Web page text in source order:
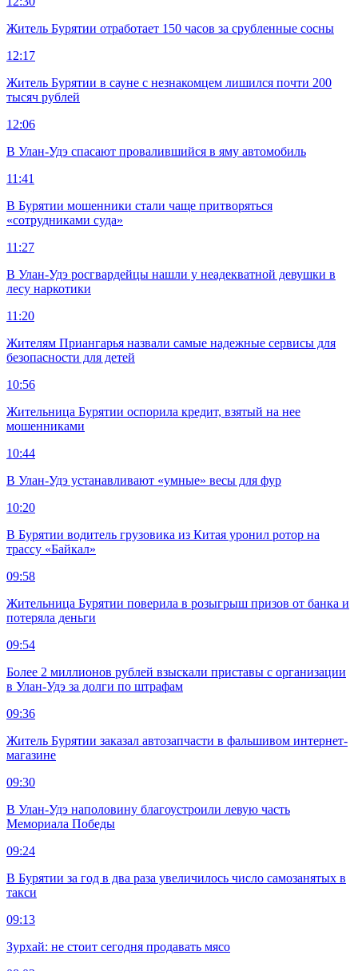
Житель Бурятии отработает 150 часов за срубленные сосны
12:17
Житель Бурятии в сауне с незнакомцем лишился почти 200
тысяч рублей
12:06
В Улан-Удэ спасают провалившийся в яму автомобиль
11:41
В Бурятии мошенники стали чаще притворяться
«сотрудниками суда»
11:27
В Улан-Удэ росгвардейцы нашли у неадекватной девушки в
лесу наркотики
11:20
Жителям Приангарья назвали самые надежные сервисы для
безопасности для детей
10:56
Жительница Бурятии оспорила кредит, взятый на нее
мошенниками
10:44
В Улан-Удэ устанавливают «умные» весы для фур
10:20
В Бурятии водитель грузовика из Китая уронил ротор на
трассу «Байкал»
09:58
Жительница Бурятии поверила в розыгрыш призов от банка и
потеряла деньги
09:54
Более 2 миллионов рублей взыскали приставы с организации
в Улан-Удэ за долги по штрафам
09:36
Житель Бурятии заказал автозапчасти в фальшивом интернет-
магазине
09:30
В Улан-Удэ наполовину благоустроили левую часть
Мемориала Победы
09:24
В Бурятии за год в два раза увеличилось число самозанятых в
такси
09:13
Зурхай: не стоит сегодня продавать мясо